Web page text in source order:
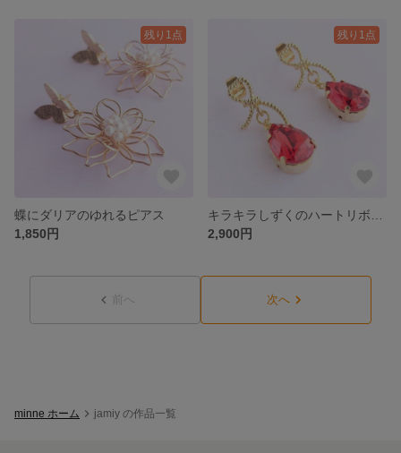
残り1点
蝶にダリアのゆれるピアス
1,850円
残り1点
2,900円
前へ 次へ
minne ホーム jamiy の作品一覧